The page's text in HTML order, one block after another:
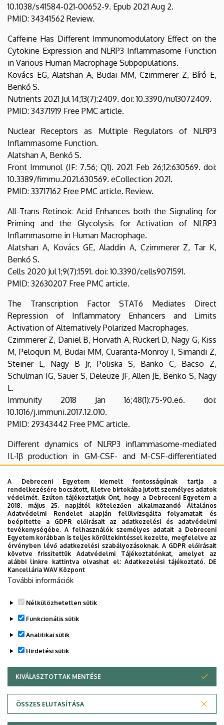
10.1038/s41584-021-00652-9. Epub 2021 Aug 2.
PMID: 34341562 Review.
Caffeine Has Different Immunomodulatory Effect on the
Cytokine Expression and NLRP3 Inflammasome Function
in Various Human Macrophage Subpopulations.
Kovács EG, Alatshan A, Budai MM, Czimmerer Z, Bíró E,
Benkő S.
Nutrients 2021 Jul 14;13(7):2409. doi: 10.3390/nu13072409.
PMID: 34371919 Free PMC article.
Nuclear Receptors as Multiple Regulators of NLRP3
Inflammasome Function.
Alatshan A, Benkő S.
Front Immunol (IF: 7.56; Q1). 2021 Feb 26;12:630569. doi:
10.3389/fimmu.2021.630569. eCollection 2021.
PMID: 33717162 Free PMC article. Review.
All-Trans Retinoic Acid Enhances both the Signaling for
Priming and the Glycolysis for Activation of NLRP3
Inflammasome in Human Macrophage.
Alatshan A, Kovács GE, Aladdin A, Czimmerer Z, Tar K,
Benkő S.
Cells 2020 Jul 1;9(7):1591. doi: 10.3390/cells9071591.
PMID: 32630207 Free PMC article.
The Transcription Factor STAT6 Mediates Direct
Repression of Inflammatory Enhancers and Limits
Activation of Alternatively Polarized Macrophages.
Czimmerer Z, Daniel B, Horvath A, Rückerl D, Nagy G, Kiss
M, Peloquin M, Budai MM, Cuaranta-Monroy I, Simandi Z,
Steiner L, Nagy B Jr, Poliska S, Banko C, Bacso Z,
Schulman IG, Sauer S, Deleuze JF, Allen JE, Benko S, Nagy
L.
Immunity 2018 Jan 16;48(1):75-90.e6. doi:
10.1016/j.immuni.2017.12.010.
PMID: 29343442 Free PMC article.
Different dynamics of NLRP3 inflammasome-mediated
IL‑1β production in GM-CSF- and M-CSF-differentiated
human macrophages.
Budai MM, Tőzsér J, Benkő S.
J Leukoc Biol 2017 Jun;101(6):1335-1347. doi:
10.1189/jlb.3A0716-300RR. Epub 2017 Feb 23.
PMID: 28232386
NLRC5 Functions beyond MHC I Regulation-What Do We
Know So Far?
Benkő S, Kovács EG, Hezel F, Kufer TA.
Front Immunol. 2017 Feb 17;8:150. doi:
10.3389/fimmu.2017.00150. eCollection 2017.
Legutóbbi frissítés: 2024. 04. 02. 11:11
Adatvédelem
A Debreceni Egyetem kiemelt fontosságúnak tartja a
rendelkezésére bocsátott, illetve birtokába jutott személyes adatok
védelmét. Ezúton tájékoztatjuk Önt, hogy a Debreceni Egyetem a
2018. május 25. napjától kötelezően alkalmazandó Általános
Adatvédelmi Rendelet alapján felülvizsgálta folyamatait és
beépítette a GDPR előírásait az adatkezelési és adatvédelmi
tevékenységébe. A felhasználók személyes adatait a Debreceni
Egyetem korábban is teljes körültekintéssel kezelte, megfelelve az
érvényben lévő adatkezelési szabályozásoknak. A GDPR előírásait
követve frissítettük Adatvédelmi Tájékoztatónkat, amelyet az
alábbi linkre kattintva olvashat el:Adatkezelési tájékoztató. DE
Kancellária WAV Központ
További információk
Nélkülözhetetlen sütik
Funkcionális sütik
Analitikai sütik
Hirdetési sütik
KIVÁLASZTOTTAK MENTÉSE
ÖSSZES ELUTASÍTÁSA
WITHDRAW CONSENT